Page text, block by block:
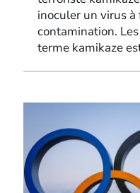
inoculer un virus
contamination.
terme kamikaze